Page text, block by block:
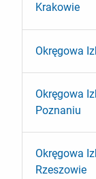
Krakowie
Okręgowa
Okręgowa
Poznaniu
Okręgowa
Rzeszowie